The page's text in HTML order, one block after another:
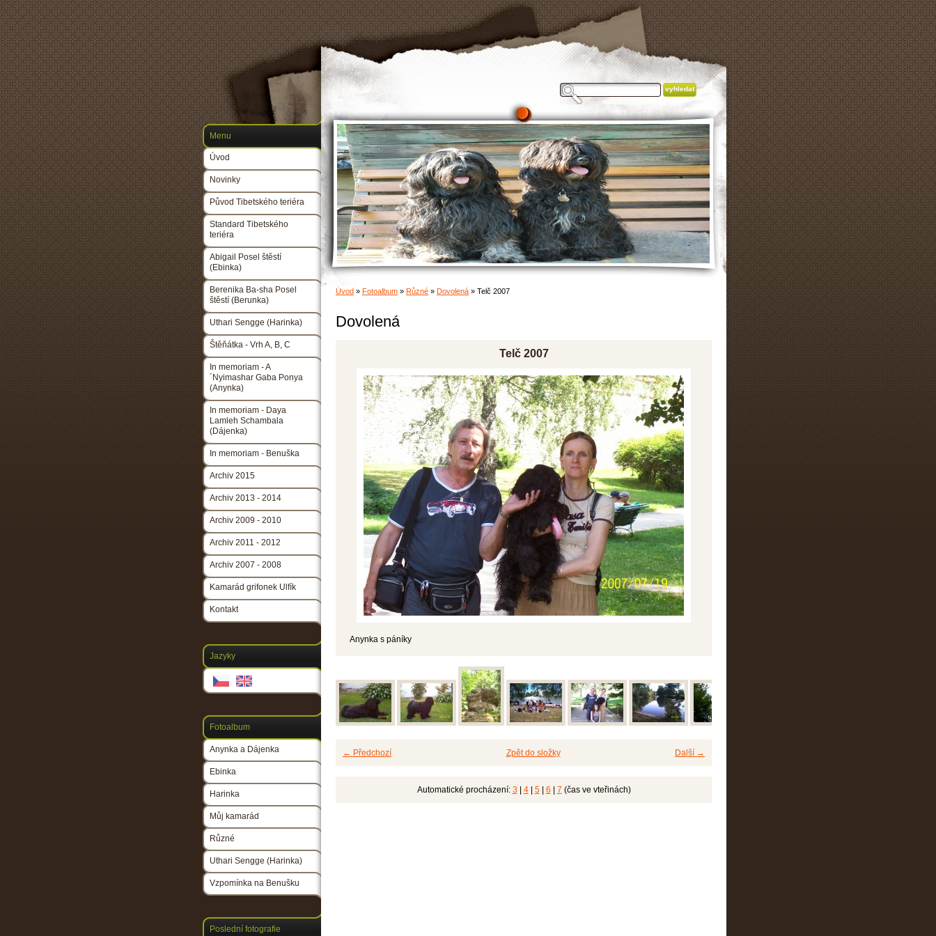
Úvod » Fotoalbum » Různé » Dovolená » Telč 2007
Dovolená
Telč 2007
Anynka s páníky
← Předchozí Další →
Zpět do složky
Automatické procházení: 3 4| 5| 6 7 (čas ve vteřinách)
Menu
Úvod
Novinky
Původ Tibetského teriéra
Standard Tibetského
teriéra
Abigail Posel štěstí
(Ebinka)
Berenika Ba-sha Posel
štěstí (Berunka)
Uthari Sengge (Harinka)
Štěňátka - Vrh A, B, C
In memoriam - A
´Nyimashar Gaba Ponya
(Anynka)
In memoriam - Daya
Lamleh Schambala
(Dájenka)
In memoriam - Benuška
Archiv 2015
Archiv 2013 - 2014
Archiv 2009 - 2010
Archiv 2011 - 2012
Archiv 2007 - 2008
Kamarád grifonek Ulfík
Kontakt
Jazyky
Fotoalbum
Anynka a Dájenka
Ebinka
Harinka
Můj kamarád
Různé
Uthari Sengge (Harinka)
Vzpomínka na Benušku
Poslední fotografie